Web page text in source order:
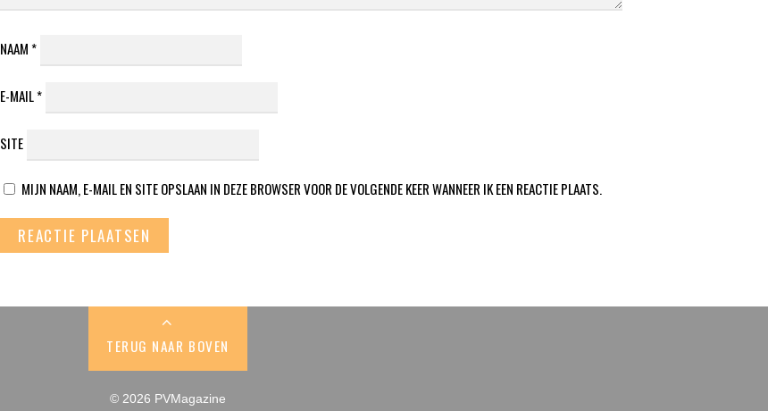
NAAM *
E-MAIL*
SITE
MIJN NAAM, E-MAIL EN SITE OPSLAAN IN DEZE BROWSER VOOR DE VOLGENDE KEER WANNEER IK EEN REACTIE PLAATS.
TERUG NAAR BOVEN
© 2026 PVMagazine